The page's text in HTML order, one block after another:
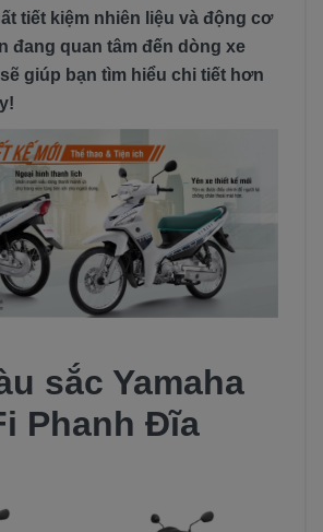
tiết kiệm nhiên liệu và động cơ
đang quan tâm đến dòng xe
giúp bạn tìm hiểu chi tiết hơn
sắc Yamaha
Phanh Đĩa